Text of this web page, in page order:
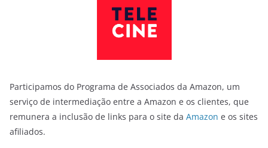
Participamos do Programa de Associados da Amazon, um
serviço de intermediação entre a Amazon e os clientes, que
remunera a inclusão de links para o site da Amazon e os sites
afiliados.